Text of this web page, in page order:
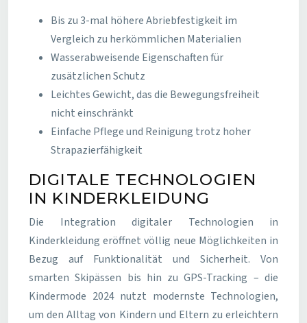
Bis zu 3-mal höhere Abriebfestigkeit im
Vergleich zu herkömmlichen Materialien
Wasserabweisende Eigenschaften für
zusätzlichen Schutz
Leichtes Gewicht, das die Bewegungsfreiheit
nicht einschränkt
Einfache Pflege und Reinigung trotz hoher
Strapazierfähigkeit
DIGITALE TECHNOLOGIEN
IN KINDERKLEIDUNG
Die Integration digitaler Technologien in
Kinderkleidung eröffnet völlig neue Möglichkeiten in
Bezug auf Funktionalität und Sicherheit. Von
smarten Skipässen bis hin zu GPS-Tracking – die
Kindermode 2024 nutzt modernste Technologien,
um den Alltag von Kindern und Eltern zu erleichtern